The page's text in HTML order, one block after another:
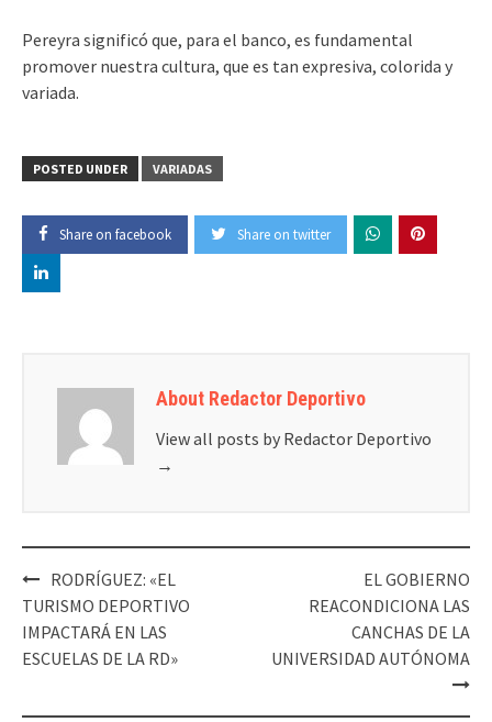
Pereyra significó que, para el banco, es fundamental
promover nuestra cultura, que es tan expresiva, colorida y
variada.
POSTED UNDER VARIADAS
Share on facebook Share on twitter
About Redactor Deportivo
View all posts by Redactor Deportivo
→
Post
navigation
RODRÍGUEZ: «EL
TURISMO DEPORTIVO
IMPACTARÁ EN LAS
ESCUELAS DE LA RD»
EL GOBIERNO
REACONDICIONA LAS
CANCHAS DE LA
UNIVERSIDAD AUTÓNOMA